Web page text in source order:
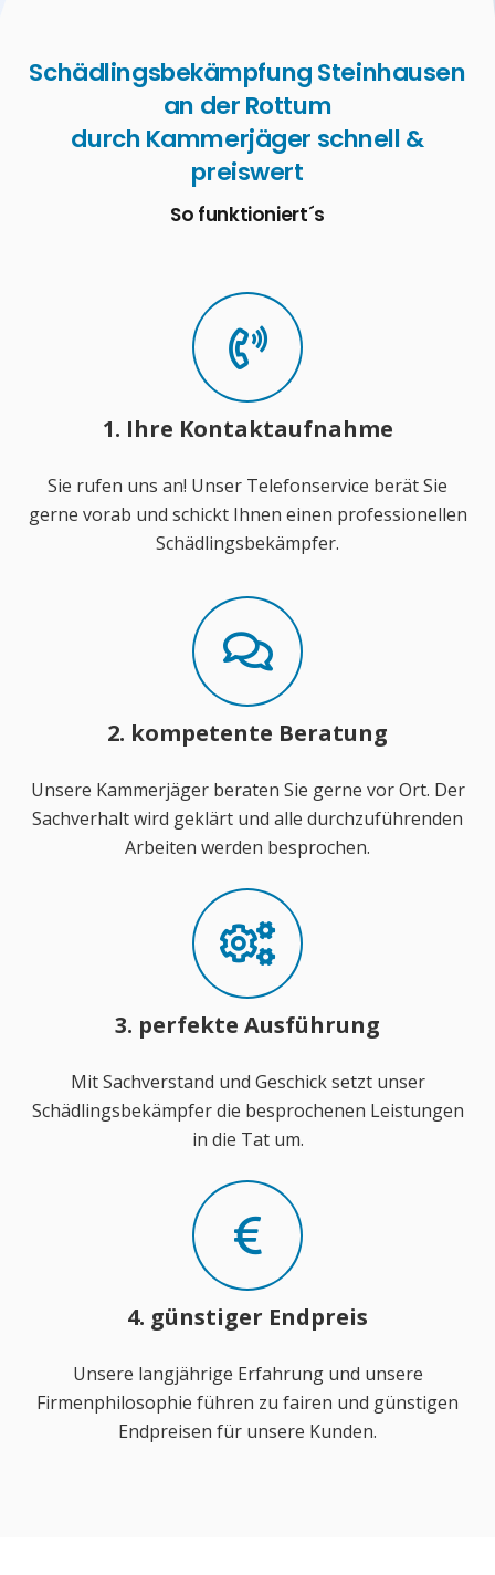
Schädlingsbekämpfung Steinhausen
an der Rottum
durch Kammerjäger schnell &
preiswert
So funktioniert´s
1. Ihre Kontaktaufnahme
Sie rufen uns an! Unser Telefonservice berät Sie
gerne vorab und schickt Ihnen einen professionellen
Schädlingsbekämpfer.
2. kompetente Beratung
Unsere Kammerjäger beraten Sie gerne vor Ort. Der
Sachverhalt wird geklärt und alle durchzuführenden
Arbeiten werden besprochen.
3. perfekte Ausführung
Mit Sachverstand und Geschick setzt unser
Schädlingsbekämpfer die besprochenen Leistungen
in die Tat um.
4. günstiger Endpreis
Unsere langjährige Erfahrung und unsere
Firmenphilosophie führen zu fairen und günstigen
Endpreisen für unsere Kunden.